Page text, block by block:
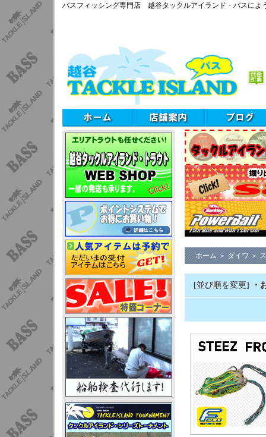
バスフィッシング専門店 越谷タックルアイランド・バスによ
ホーム ＞ ダイワ ＞
[並び順を変更] ・